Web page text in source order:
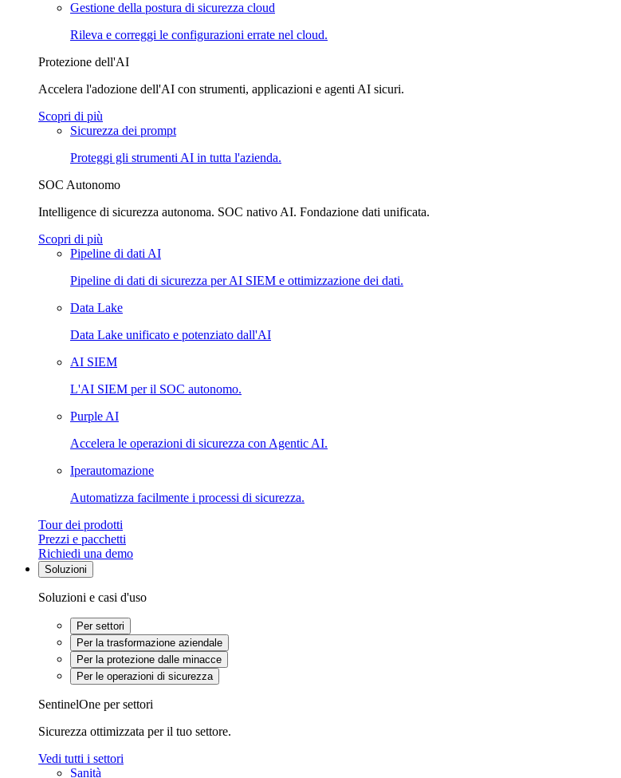
Gestione della postura di sicurezza cloud
Rileva e correggi le configurazioni errate nel cloud.
Protezione dell'AI
Accelera l'adozione dell'AI con strumenti, applicazioni e agenti AI sicuri.
Scopri di più
Sicurezza dei prompt
Proteggi gli strumenti AI in tutta l'azienda.
SOC Autonomo
Intelligence di sicurezza autonoma. SOC nativo AI. Fondazione dati unificata.
Scopri di più
Pipeline di dati AI
Pipeline di dati di sicurezza per AI SIEM e ottimizzazione dei dati.
Data Lake
Data Lake unificato e potenziato dall'AI
AI SIEM
L'AI SIEM per il SOC autonomo.
Purple AI
Accelera le operazioni di sicurezza con Agentic AI.
Iperautomazione
Automatizza facilmente i processi di sicurezza.
Tour dei prodotti
Prezzi e pacchetti
Richiedi una demo
Soluzioni
Soluzioni e casi d'uso
Per settori
Per la trasformazione aziendale
Per la protezione dalle minacce
Per le operazioni di sicurezza
SentinelOne per settori
Sicurezza ottimizzata per il tuo settore.
Vedi tutti i settori
Sanità